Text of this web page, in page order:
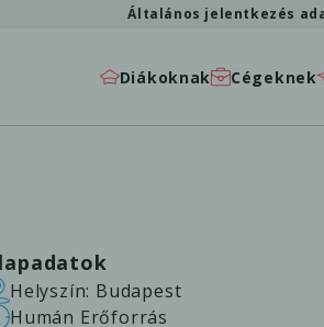
Általános jelentkezés
Diákoknak Cégeknek
Helyszín: Budapest
Humán Erőforrás